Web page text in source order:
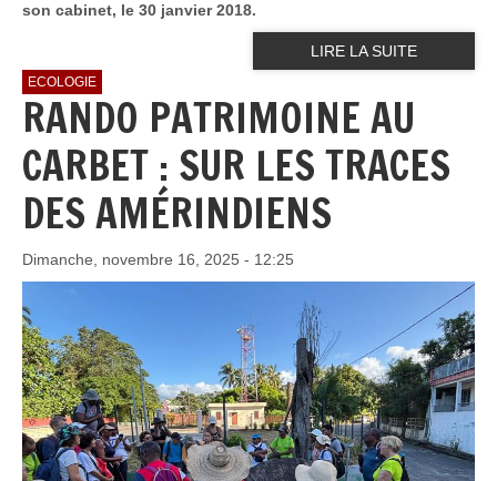
son cabinet, le 30 janvier 2018.
LIRE LA SUITE
ECOLOGIE
RANDO PATRIMOINE AU
CARBET : SUR LES TRACES
DES AMÉRINDIENS
Dimanche, novembre 16, 2025 - 12:25